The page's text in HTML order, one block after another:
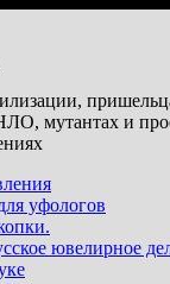
мутантах и
уфологов
ювелирное